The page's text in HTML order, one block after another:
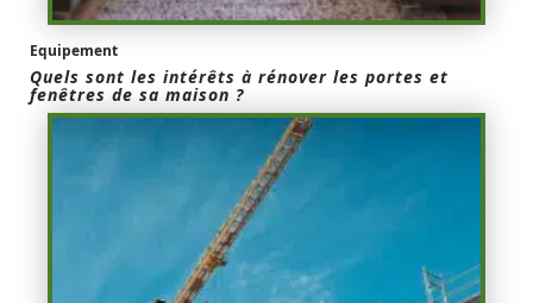
Equipement
Quels sont les intérêts à rénover les portes et
fenêtres de sa maison ?